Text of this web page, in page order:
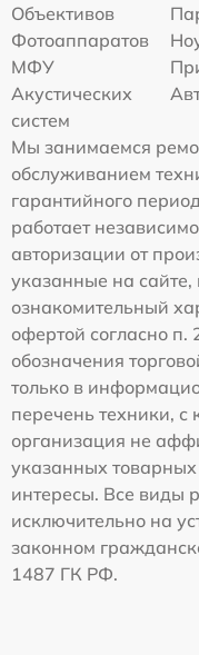
Объективов
Фотоаппаратов
МФУ
Акустических
систем
Мы занимаемся
обслуживанием
гарантийного
работает
авторизации от
указанные на сайте,
ознакомительный
офертой согласно
обозначения
только в
перечень техники,
организация не
указанных товарных
интересы. Все виды
исключительно на
законном
1487 ГК РФ.